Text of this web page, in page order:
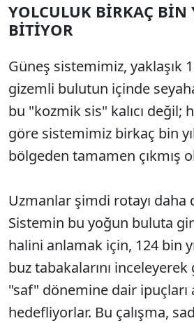
YOLCULUK BİRKAÇ BİN
BİTİYOR
Güneş sistemimiz, yaklaşık
gizemli bulutun içinde
bu "kozmik sis" kalıcı değil;
göre sistemimiz birkaç bin
bölgeden tamamen çıkmış
Uzmanlar şimdi rotayı daha
Sistemin bu yoğun buluta
halini anlamak için, 124 bin
buz tabakalarını
"saf" dönemine dair ipuçları
hedefliyorlar. Bu çalışma,